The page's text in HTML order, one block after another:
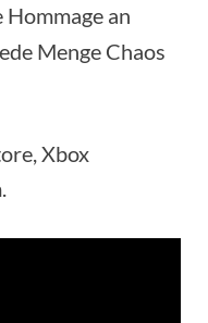
an
Menge Chaos
Xbox